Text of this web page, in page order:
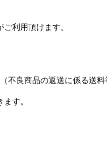
利用頂けます。
良商品の返送に係る送
す。